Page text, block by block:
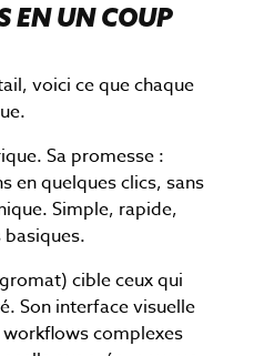
EN UN COUP
voici ce que chaque
Sa promesse :
en quelques clics, sans
Simple, rapide,
cible ceux qui
Son interface visuelle
complexes